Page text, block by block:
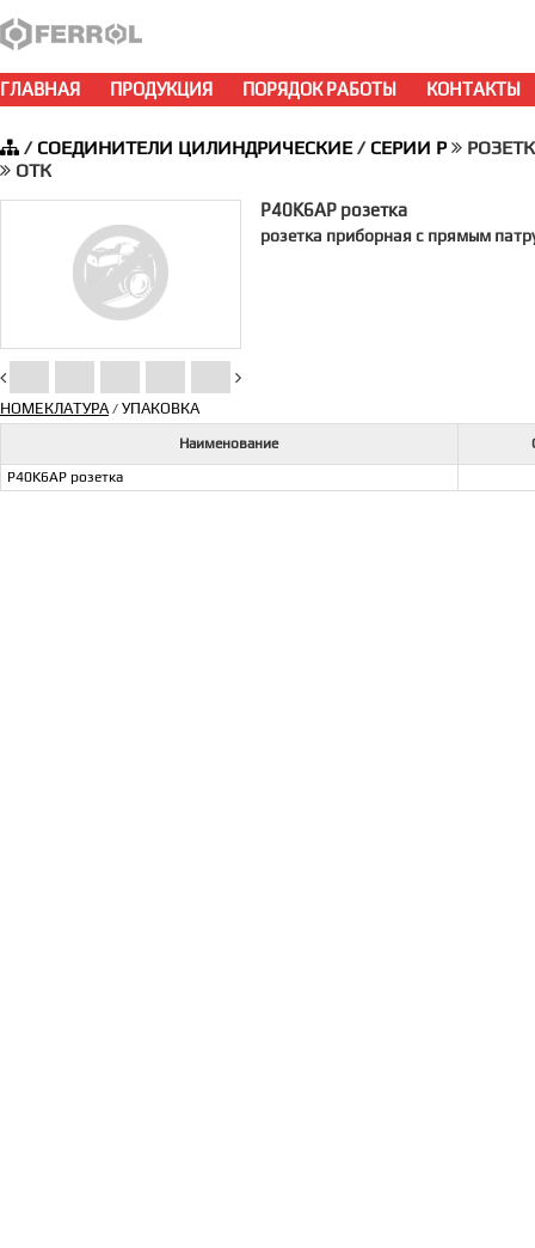
ГЛАВНАЯ ПРОДУКЦИЯ ПОРЯДОК РАБОТЫ КОНТАКТЫ
/ СОЕДИНИТЕЛИ ЦИЛИНДРИЧЕСКИЕ/ СЕРИИ P
ОТК
P40K6AP розетка
розетка приборная с прямым
НОМЕКЛАТУРА/ УПАКОВКА
Наименование
P40K6AP розетка